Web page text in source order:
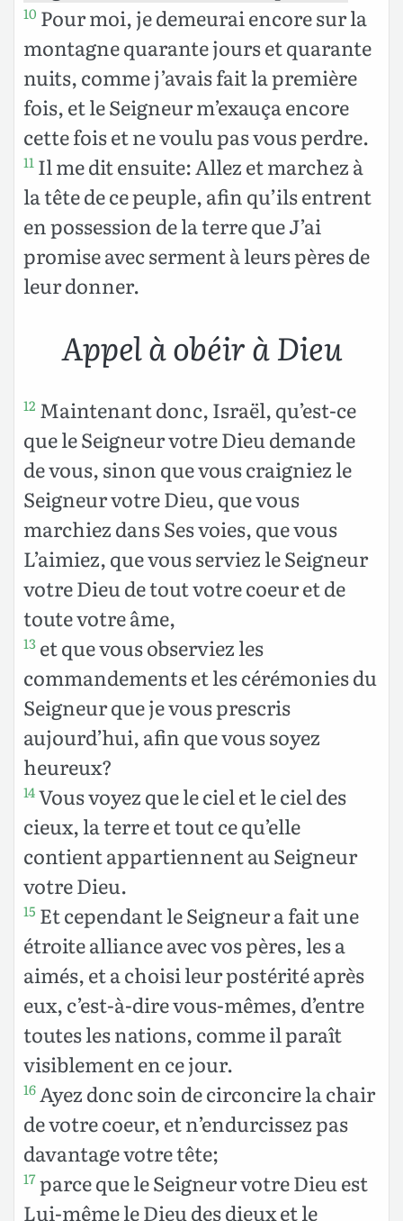
10 Pour moi, je demeurai encore sur la
montagne quarante jours et quarante
nuits, comme j’avais fait la première
fois, et le Seigneur m’exauça encore
cette fois et ne voulu pas vous perdre.
11 Il me dit ensuite: Allez et marchez à
la tête de ce peuple, afin qu’ils entrent
en possession de la terre que J’ai
promise avec serment à leurs pères de
leur donner.
Appel à obéir à Dieu
12 Maintenant donc, Israël, qu’est-ce
que le Seigneur votre Dieu demande
de vous, sinon que vous craigniez le
Seigneur votre Dieu, que vous
marchiez dans Ses voies, que vous
L’aimiez, que vous serviez le Seigneur
votre Dieu de tout votre coeur et de
toute votre âme,
13 et que vous observiez les
commandements et les cérémonies du
Seigneur que je vous prescris
aujourd’hui, afin que vous soyez
heureux?
14Vous voyez que le ciel et le ciel des
cieux, la terre et tout ce qu’elle
contient appartiennent au Seigneur
votre Dieu.
15 Et cependant le Seigneur a fait une
étroite alliance avec vos pères, les a
aimés, et a choisi leur postérité après
eux, c’est-à-dire vous-mêmes, d’entre
toutes les nations, comme il paraît
visiblement en ce jour.
16Ayez donc soin de circoncire la chair
de votre coeur, et n’endurcissez pas
davantage votre tête;
17parce que le Seigneur votre Dieu est
Lui-même le Dieu des dieux et le